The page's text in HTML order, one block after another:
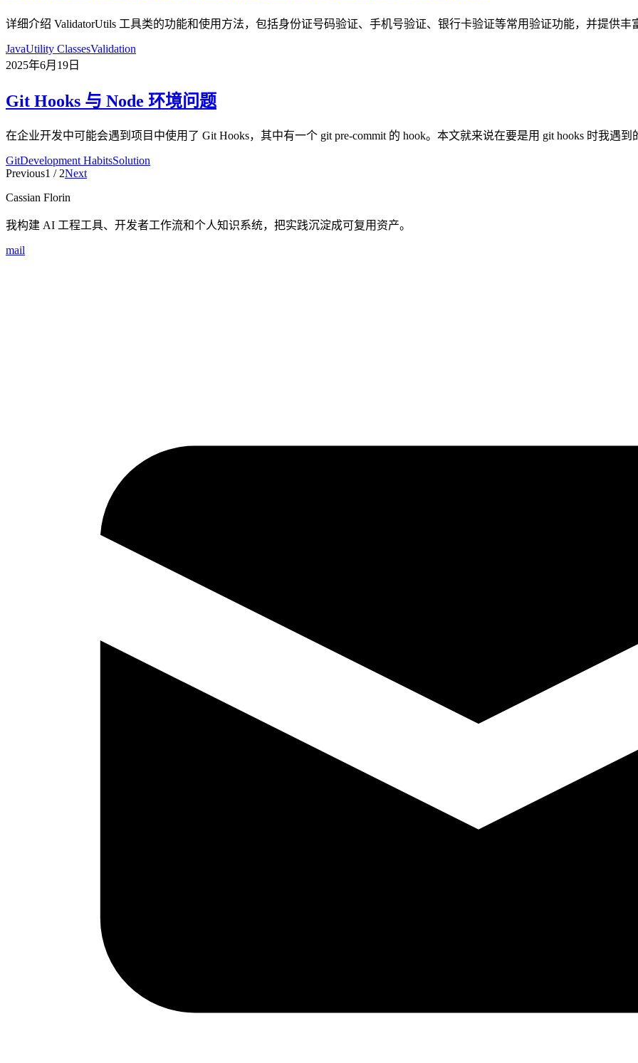
详细介绍 ValidatorUtils 工具类的功能和使用方法，包括身份证号码验证、手机号验证、银行卡验证等常用验证功能，并提供丰
JavaUtility ClassesValidation
2025年6月19日
Git Hooks 与 Node 环境问题
在企业开发中可能会遇到项目中使用了 Git Hooks，其中有一个 git pre-commit 的 hook。本文就来说在要是用 git hooks 时我遇到
GitDevelopment HabitsSolution
Previous1 / 2Next
Cassian Florin
我构建 AI 工程工具、开发者工作流和个人知识系统，把实践沉淀成可复用资产。
mail